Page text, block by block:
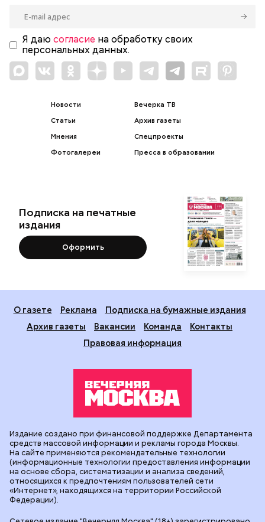
Я даю согласие на обработку своих
персональных данных.
Новости
Статьи
Мнения
Фотогалереи
Вечерка ТВ
Архив газеты
Спецпроекты
Пресса в образовании
Подписка на печатные
издания
Оформить
О газете Реклама
Подписка на бумажные издания
Архив газеты
Вакансии Команда
Контакты
Правовая информация
Издание создано при финансовой поддержке Департамента
средств массовой информации и рекламы города Москвы.
На сайте применяются рекомендательные технологии
(информационные технологии предоставления информации
на основе сбора, систематизации и анализа сведений,
относящихся к предпочтениям пользователей сети
«Интернет», находящихся на территории Российской
Федерации).